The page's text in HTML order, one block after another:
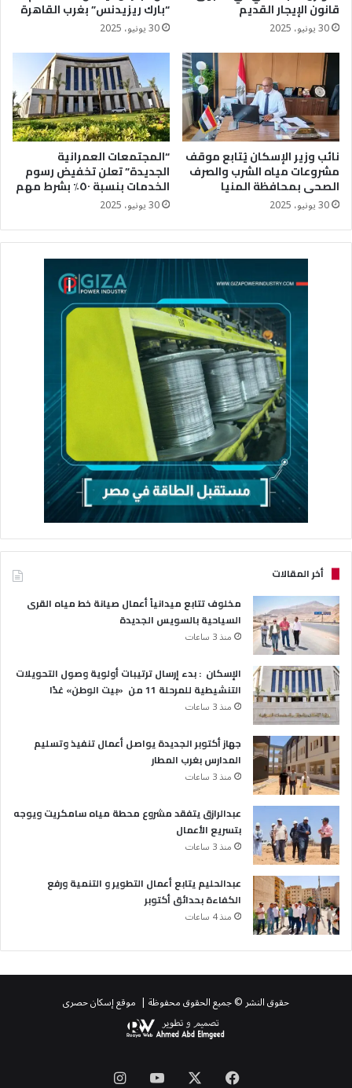
قانون الإيجار القديم
30 يونيو، 2025
“بارك ريزيدنس” بغرب القاهرة
30 يونيو، 2025
نائب وزير الإسكان يُتابع موقف
مشروعات مياه الشرب والصرف
الصحى بمحافظة المنيا
30 يونيو، 2025
“المجتمعات العمرانية
الجديدة” تعلن تخفيض رسوم
الخدمات بنسبة ٥٠٪؜ بشرط مهم
30 يونيو، 2025
أخر المقالات
مخلوف تتابع ميدانياً أعمال صيانة خط مياه القرى
السياحية بالسويس الجديدة
منذ 3 ساعات
الإسكان : بدء إرسال ترتيبات أولوية وصول التحويلات
التنشيطية للمرحلة 11 من «بيت الوطن» غدًا
منذ 3 ساعات
جهاز أكتوبر الجديدة يواصل أعمال تنفيذ وتسليم
المدارس بغرب المطار
منذ 3 ساعات
عبدالرازق يتفقد مشروع محطة مياه سامكريت ويوجه
بتسريع الأعمال
منذ 3 ساعات
عبدالحليم يتابع أعمال التطوير و التنمية ورفع
الكفاءة بحدائق أكتوبر
منذ 4 ساعات
حقوق النشر © جميع الحقوق محفوظة | موقع إسكان حصرى
فيسبوك ‫YouTube